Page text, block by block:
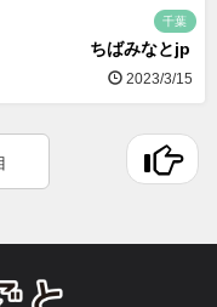
千葉
ちばみなとjp
2023/3/15